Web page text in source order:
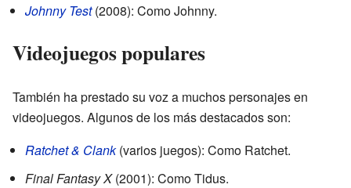
Johnny Test(2008): Como Johnny.
Videojuegos populares
También ha prestado su voz a muchos personajes en
videojuegos. Algunos de los más destacados son:
Ratchet & Clank(varios juegos): Como Ratchet.
Final Fantasy X(2001): Como Tidus.